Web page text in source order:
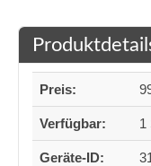
Preis:
Verfügbar: 1
Geräte-ID: